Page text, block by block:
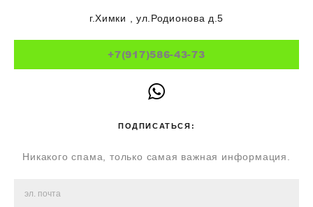
г.Химки , ул.Родионова д.5
+7(917)586-43-73
ПОДПИСАТЬСЯ:
Никакого спама, только самая важная информация.